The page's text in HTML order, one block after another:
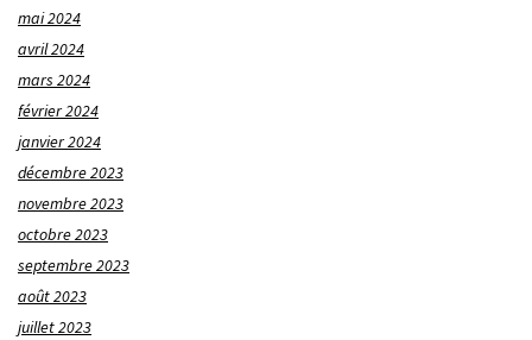
mai 2024
avril 2024
mars 2024
février 2024
janvier 2024
décembre 2023
novembre 2023
octobre 2023
septembre 2023
août 2023
juillet 2023